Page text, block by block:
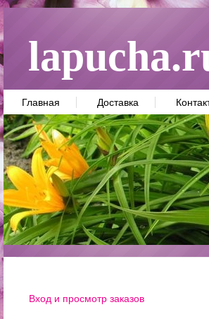
Главная Доставка
Вход и просмотр заказов